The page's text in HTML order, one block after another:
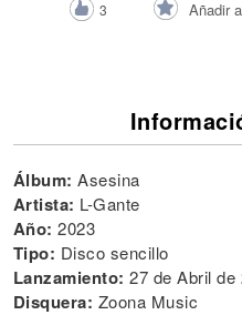
3 Añadir
Álbum: Asesina
Artista: L-Gante
Año: 2023
Tipo: Disco sencillo
Lanzamiento: 27 de Abril de
Disquera: Zoona Music